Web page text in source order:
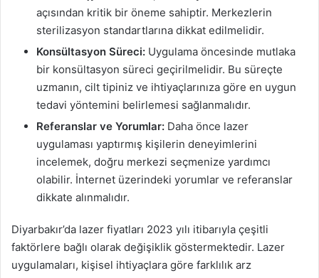
açısından kritik bir öneme sahiptir. Merkezlerin
sterilizasyon standartlarına dikkat edilmelidir.
Konsültasyon Süreci: Uygulama öncesinde mutlaka
bir konsültasyon süreci geçirilmelidir. Bu süreçte
uzmanın, cilt tipiniz ve ihtiyaçlarınıza göre en uygun
tedavi yöntemini belirlemesi sağlanmalıdır.
Referanslar ve Yorumlar: Daha önce lazer
uygulaması yaptırmış kişilerin deneyimlerini
incelemek, doğru merkezi seçmenize yardımcı
olabilir. İnternet üzerindeki yorumlar ve referanslar
dikkate alınmalıdır.
Diyarbakır’da lazer fiyatları 2023 yılı itibarıyla çeşitli
faktörlere bağlı olarak değişiklik göstermektedir. Lazer
uygulamaları, kişisel ihtiyaçlara göre farklılık arz